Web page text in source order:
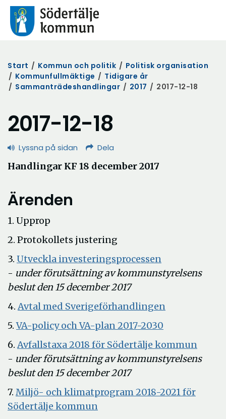
Start / Kommun och politik / Politisk organisation
/ Kommunfullmäktige / Tidigare år
/ Sammanträdeshandlingar / 2017 / 2017-12-18
2017-12-18
Lyssna på sidan Dela
Handlingar KF 18 december 2017
Ärenden
1. Upprop
2. Protokollets justering
3. Utveckla investeringsprocessen
i
- under förutsättning av kommunstyrelsens
beslut den 15 december 2017
4. Avtal med Sverigeförhandlingen
fönster
5.VA-policy och VA-plan 2017-2030
nytt
fönster
6. Avfallstaxa 2018 för Södertälje kommun
i
- under förutsättning av kommunstyrelsens
beslut den 15 december 2017
7. Miljö- och klimatprogram 2018-2021 för
Södertälje kommun